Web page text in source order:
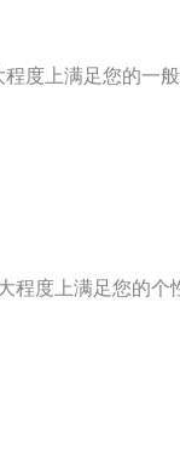
度上满足您的一
程度上满足您的个